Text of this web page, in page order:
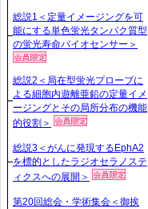
総説1＜定量イメージングを可
能にする単色蛍光タンパク質型
の蛍光寿命バイオセンサー＞
総説2＜局在型蛍光プローブに
よる細胞内遊離亜鉛の定量イメ
ージングとその局所分布の機能
的役割＞
総説3＜がんに発現するEphA2
を標的としたラジオセラノステ
ィクスへの展開＞
第20回総会・学術集会＜御挨